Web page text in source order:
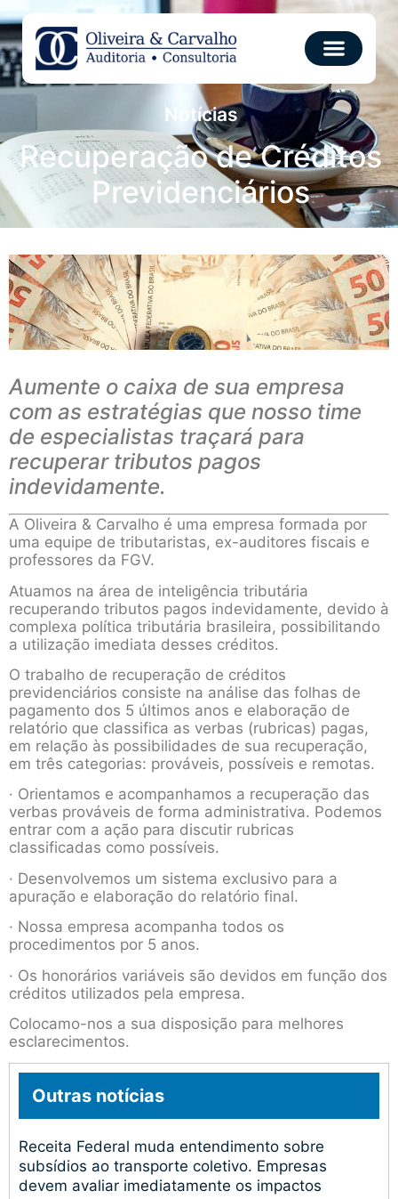
Notícias
Recuperação de Créditos
Previdenciários
Aumente o caixa de sua empresa
com as estratégias que nosso time
de especialistas traçará para
recuperar tributos pagos
indevidamente.
A Oliveira & Carvalho é uma empresa formada por
uma equipe de tributaristas, ex-auditores fiscais e
professores da FGV.
Atuamos na área de inteligência tributária
recuperando tributos pagos indevidamente, devido à
complexa política tributária brasileira, possibilitando
a utilização imediata desses créditos.
O trabalho de recuperação de créditos
previdenciários consiste na análise das folhas de
pagamento dos 5 últimos anos e elaboração de
relatório que classifica as verbas (rubricas) pagas,
em relação às possibilidades de sua recuperação,
em três categorias: prováveis, possíveis e remotas.
· Orientamos e acompanhamos a recuperação das
verbas prováveis de forma administrativa. Podemos
entrar com a ação para discutir rubricas
classificadas como possíveis.
· Desenvolvemos um sistema exclusivo para a
apuração e elaboração do relatório final.
· Nossa empresa acompanha todos os
procedimentos por 5 anos.
· Os honorários variáveis são devidos em função dos
créditos utilizados pela empresa.
Colocamo-nos a sua disposição para melhores
esclarecimentos.
Outras notícias
Receita Federal muda entendimento sobre
subsídios ao transporte coletivo. Empresas
devem avaliar imediatamente os impactos